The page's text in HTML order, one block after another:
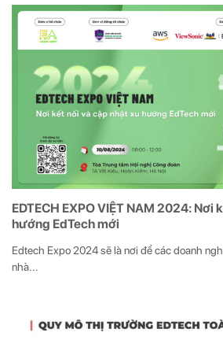
EDTECH EXPO VIỆT NAM 2024: Nơi
hướng EdTech mới
Edtech Expo 2024 sẽ là nơi để các doanh
nhà...